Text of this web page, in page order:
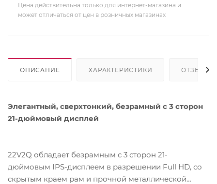
Цена действительна только для интернет-магазина и
может отличаться от цен в розничных магазинах
ОПИСАНИЕ ХАРАКТЕРИСТИКИ ОТЗЫВЫ
Элегантный, сверхтонкий, безрамный с 3 сторон
21-дюймовый дисплей
22V2Q обладает безрамным с 3 сторон 21-
дюймовым IPS-дисплеем в разрешении Full HD, со
скрытым краем рам и прочной металлической